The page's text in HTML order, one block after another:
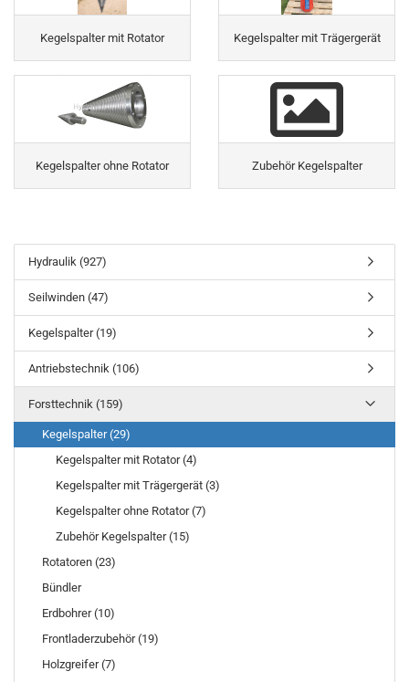
Kegelspalter mit Rotator Kegelspalter mit Trägergerät
Kegelspalter ohne Rotator Zubehör Kegelspalter
Hydraulik (927)
Seilwinden (47)
Kegelspalter (19)
Antriebstechnik (106)
Forsttechnik (159)
Kegelspalter (29)
Kegelspalter mit Rotator (4)
Kegelspalter mit Trägergerät (3)
Kegelspalter ohne Rotator (7)
Zubehör Kegelspalter (15)
Rotatoren (23)
Bündler
Erdbohrer (10)
Frontladerzubehör (19)
Holzgreifer (7)